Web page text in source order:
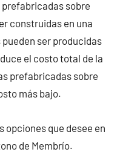
prefabricadas sobre
construidas en una
ser producidas
el costo total de la
prefabricadas sobre
más bajo.
opciones que desee en
de Membrío.